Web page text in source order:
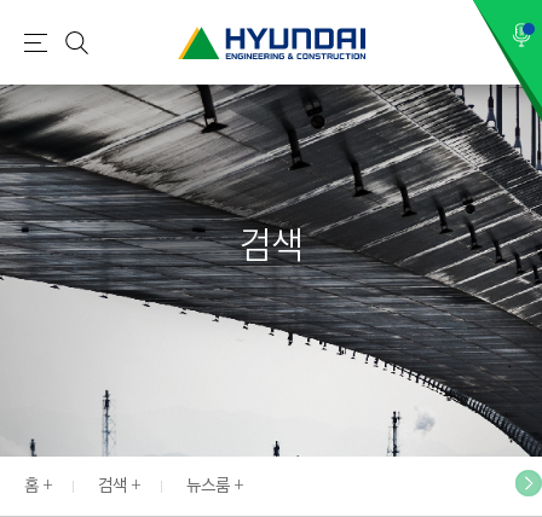
현
건
설
(
H
Y
U
N
E
N
메
뉴
검
색
검색
홈 검색 뉴스룸